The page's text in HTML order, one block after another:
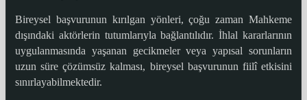
Bireysel başvurunun kırılgan yönleri, çoğu zaman Mahkeme
dışındaki aktörlerin tutumlarıyla bağlantılıdır. İhlal kararlarının
uygulanmasında yaşanan gecikmeler veya yapısal sorunların
uzun süre çözümsüz kalması, bireysel başvurunun fiilî etkisini
sınırlayabilmektedir.